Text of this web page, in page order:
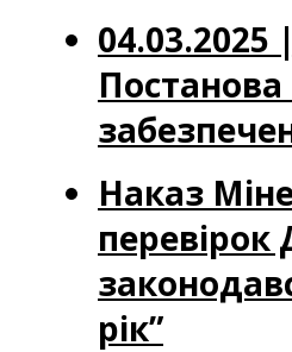
Постанова
Наказ
рік”